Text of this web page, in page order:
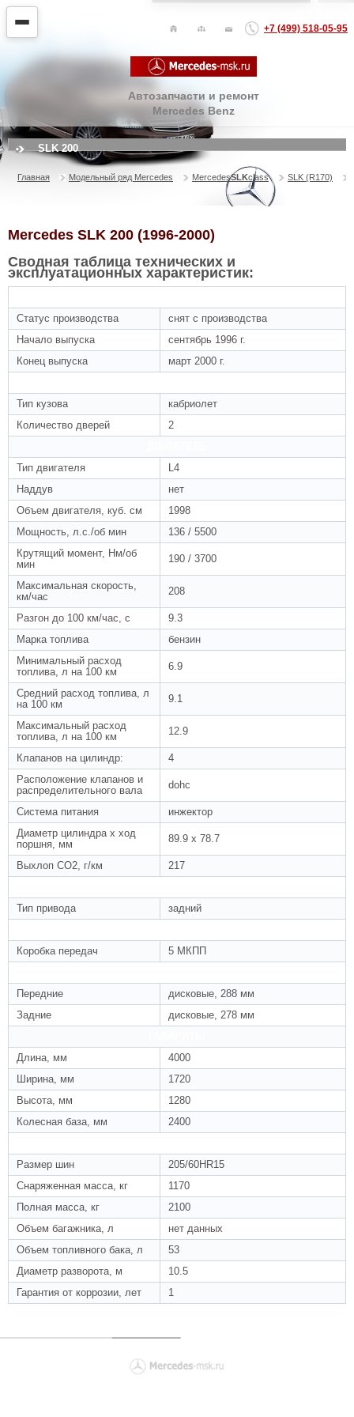
+7 (499) 518-05-95
Автозапчасти и ремонт
Mercedes Benz
SLK 200
Главная Модельный ряд Mercedes MercedesSLKclass SLK (R170)
Mercedes SLK 200 (1996-2000)
Сводная таблица технических и
эксплуатационных характеристик:
Статус производства
снят с производства
Начало выпуска
сентябрь 1996 г.
Конец выпуска
март 2000 г.
Тип кузова
кабриолет
Количество дверей
2
Тип двигателя
L4
Наддув
нет
Объем двигателя, куб. см
1998
Мощность, л.с./об мин
136 / 5500
Крутящий момент, Нм/об
мин
190 / 3700
Максимальная скорость,
км/час
208
Разгон до 100 км/час, с
9.3
Марка топлива
бензин
Минимальный расход
топлива, л на 100 км
6.9
Средний расход топлива, л
на 100 км
9.1
Максимальный расход
топлива, л на 100 км
12.9
Клапанов на цилиндр:
4
Расположение клапанов и
распределительного вала
dohc
Система питания
инжектор
Диаметр цилиндра x ход
поршня, мм
89.9 x 78.7
Выхлоп CO2, г/км
217
Тип привода
задний
Коробка передач
5 МКПП
Передние
дисковые, 288 мм
Задние
дисковые, 278 мм
Длина, мм
4000
Ширина, мм
1720
Высота, мм
1280
Колесная база, мм
2400
Размер шин
205/60HR15
Снаряженная масса, кг
1170
Полная масса, кг
2100
Объем багажника, л
нет данных
Объем топливного бака, л
53
Диаметр разворота, м
10.5
Гарантия от коррозии, лет
1